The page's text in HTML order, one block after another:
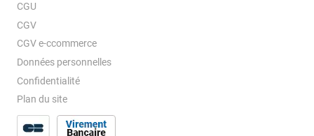
CGU
CGV
CGV e-ccommerce
Données personnelles
Confidentialité
Plan du site